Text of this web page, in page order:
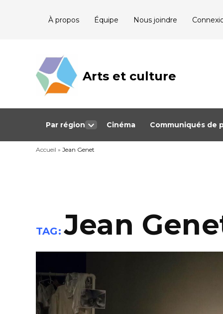
À propos Équipe Nous joindre
Arts et culture
Journalisme
Québec
Par région
dropdown
menu
Cinéma Communiqués de
Accueil » Jean Genet
TAG:Jean